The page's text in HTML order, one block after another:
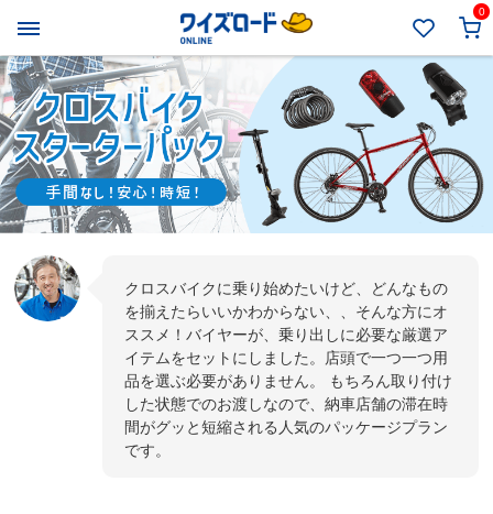
0
クロスバイクに乗り始めたいけど、どんなもの
を揃えたらいいかわからない、、そんな方にオ
ススメ！バイヤーが、乗り出しに必要な厳選ア
イテムをセットにしました。店頭で一つ一つ用
品を選ぶ必要がありません。 もちろん取り付け
した状態でのお渡しなので、納車店舗の滞在時
間がグッと短縮される人気のパッケージプラン
です。